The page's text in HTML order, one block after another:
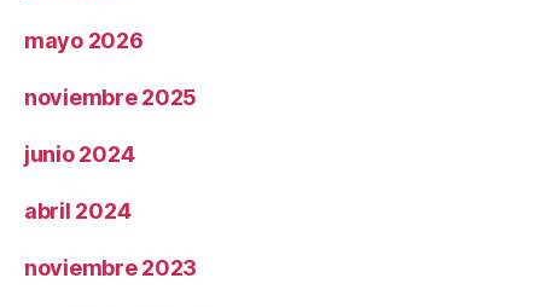
mayo 2026
noviembre 2025
junio 2024
abril 2024
noviembre 2023